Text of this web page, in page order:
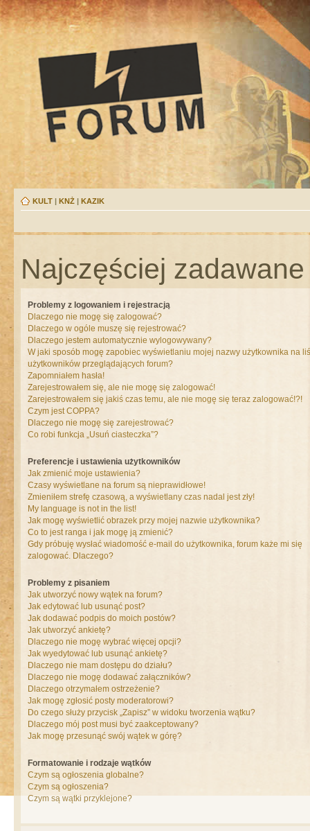
KULT | KNŻ | KAZIK
Najczęściej
Problemy z logowaniem i rejestracją
Dlaczego nie mogę się zalogować?
Dlaczego w ogóle muszę się rejestrować?
Dlaczego jestem automatycznie wylogowywany?
W jaki sposób mogę zapobiec wyświetlaniu mojej nazwy użytkownika na
użytkowników przeglądających forum?
Zapomniałem hasła!
Zarejestrowałem się, ale nie mogę się zalogować!
Zarejestrowałem się jakiś czas temu, ale nie mogę się teraz zalogować!?!
Czym jest COPPA?
Dlaczego nie mogę się zarejestrować?
Co robi funkcja „Usuń ciasteczka”?
Preferencje i ustawienia użytkowników
Jak zmienić moje ustawienia?
Czasy wyświetlane na forum są nieprawidłowe!
Zmieniłem strefę czasową, a wyświetlany czas nadal jest zły!
My language is not in the list!
Jak mogę wyświetlić obrazek przy mojej nazwie użytkownika?
Co to jest ranga i jak mogę ją zmienić?
Gdy próbuję wysłać wiadomość e-mail do użytkownika, forum każe mi się
zalogować. Dlaczego?
Problemy z pisaniem
Jak utworzyć nowy wątek na forum?
Jak edytować lub usunąć post?
Jak dodawać podpis do moich postów?
Jak utworzyć ankietę?
Dlaczego nie mogę wybrać więcej opcji?
Jak wyedytować lub usunąć ankietę?
Dlaczego nie mam dostępu do działu?
Dlaczego nie mogę dodawać załączników?
Dlaczego otrzymałem ostrzeżenie?
Jak mogę zgłosić posty moderatorowi?
Do czego służy przycisk „Zapisz” w widoku tworzenia wątku?
Dlaczego mój post musi być zaakceptowany?
Jak mogę przesunąć swój wątek w górę?
Formatowanie i rodzaje wątków
Czym są ogłoszenia globalne?
Czym są ogłoszenia?
Czym są wątki przyklejone?